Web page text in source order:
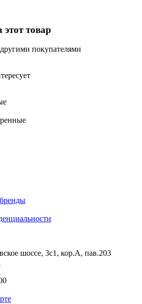
товар
покупателями
шоссе, 3с1, кор.А, пав.203